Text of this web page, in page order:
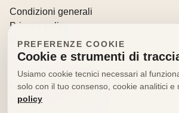
Condizioni generali
Privacy policy
Resi e recessi
info@decorfooditaly.it
Richiedi informazioni
PREFERENZE COOKIE
Cookie e strumenti di
Usiamo cookie tecnici necessari al
solo con il tuo consenso, cookie analitici e
policy